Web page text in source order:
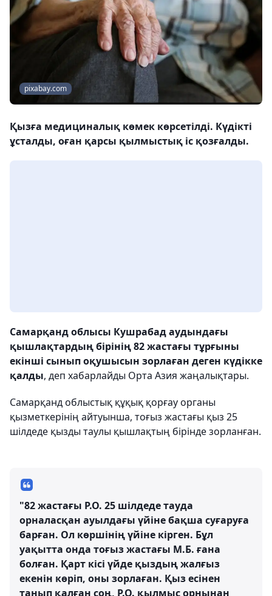
рixabay.com
Қызға медициналық көмек көрсетілді. Күдікті
ұсталды, оған қарсы қылмыстық іс қозғалды.
Самарқанд облысы Кушрабад аудындағы
қышлақтардың бірінің 82 жастағы тұрғыны
екінші сынып оқушысын зорлаған деген күдікке
қалды, деп хабарлайды Орта Азия жаңалықтары.
Самарқанд облыстық құқық қорғау органы
қызметкерінің айтуынша, тоғыз жастағы қыз 25
шілдеде қызды таулы қышлақтың бірінде зорланған.
"82 жастағы Р.О. 25 шілдеде тауда
орналасқан ауылдағы үйіне бақша суғаруға
барған. Ол көршінің үйіне кірген. Бұл
уақытта онда тоғыз жастағы М.Б. ғана
болған. Қарт кісі үйде қыздың жалғыз
екенін көріп, оны зорлаған. Қыз есінен
танып қалған соң, Р.О. қылмыс орнынан